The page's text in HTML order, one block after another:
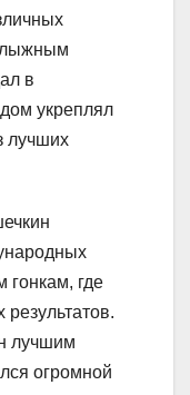
лыжным
в
укреплял
лучших
где
лучшим
огромной